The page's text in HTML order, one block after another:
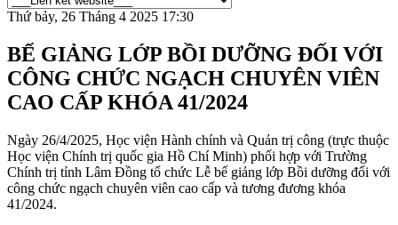
Thứ bảy, 26 Tháng 4 2025 17:30
BẾ GIẢNG LỚP BỒI DƯỠNG ĐỐI VỚI
CÔNG CHỨC NGẠCH CHUYÊN VIÊN
CAO CẤP KHÓA 41/2024
Ngày 26/4/2025, Học viện Hành chính và Quản trị công (trực thuộc
Học viện Chính trị quốc gia Hồ Chí Minh) phối hợp với Trường
Chính trị tỉnh Lâm Đồng tổ chức Lễ bế giảng lớp Bồi dưỡng đối với
công chức ngạch chuyên viên cao cấp và tương đương khóa
41/2024.